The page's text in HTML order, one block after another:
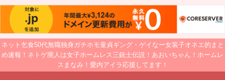
ネット乞食50代無職独身ガチホモ童貞ギング・ゲイなー女装子オネエ的まと
め速報！ネトゲ廃人は女子ホームレス三銃士伝説！あおいちゃん！ホームレ
スまなみ！愛内アイラ応援してます！